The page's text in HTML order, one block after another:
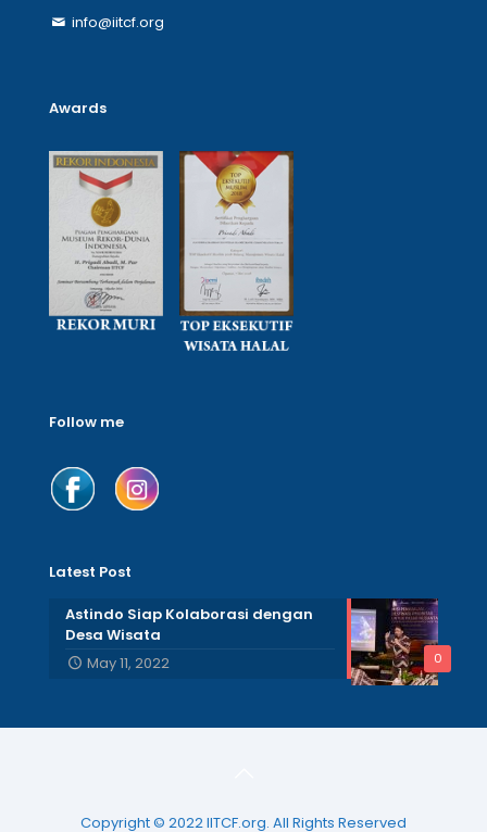
info@iitcf.org
Awards
Follow me
Latest Post
0
Astindo Siap Kolaborasi dengan
Desa Wisata
May 11, 2022
Copyright © 2022 IITCF.org. All Rights Reserved